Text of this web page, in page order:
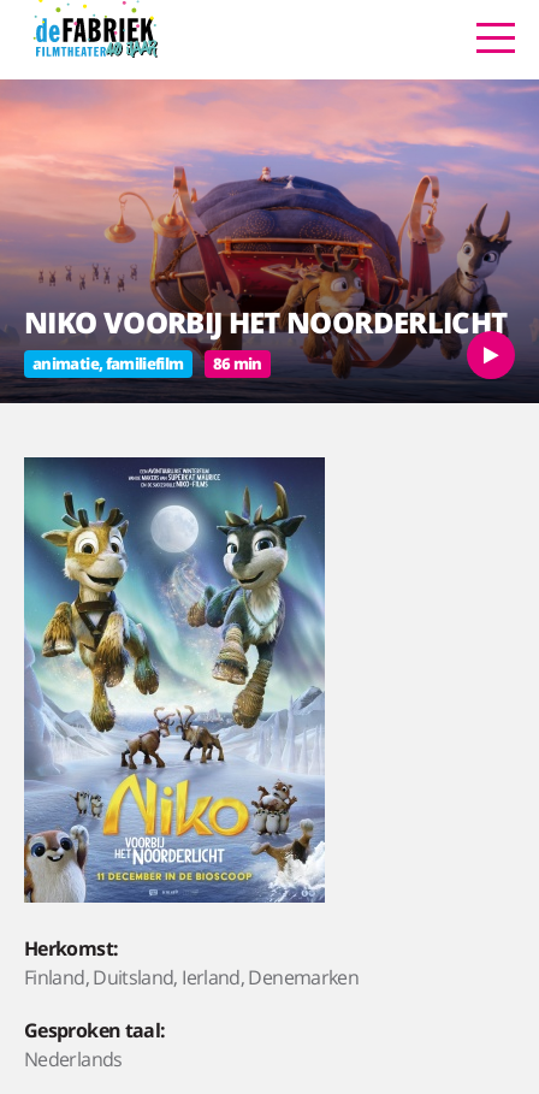
NIKO VOORBIJ HET NOORDERLICHT
animatie, familiefilm 86 min
Herkomst:
Finland, Duitsland, Ierland, Denemarken
Gesproken taal:
Nederlands